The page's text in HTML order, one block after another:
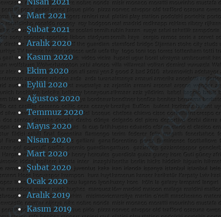
Mart 2021
Şubat 2021
Aralık 2020
Kasım 2020
Ekim 2020
Eylül 2020
Ağustos 2020
Temmuz 2020
Mayıs 2020
Nisan 2020
Mart 2020
Şubat 2020
Ocak 2020
Aralık 2019
Kasım 2019